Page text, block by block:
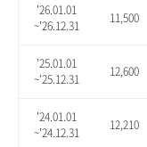
'26.01.01
~'26.12.31
11,500
'25.01.01
~'25.12.31
12,600
'24.01.01
~'24.12.31
12,210